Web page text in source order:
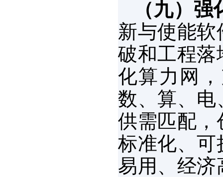
（九）
新与使能
破和工程落
化算力网
数、算、电
供需匹配，
标准化、可
易用、经济